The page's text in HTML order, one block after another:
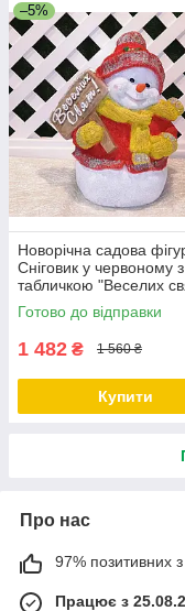
–5%
Новорічна садова
Сніговик у червоному з
табличкою "Веселих
(40×29×23 см),
декор на вулицю,
Готово до відправки
1 482 ₴ 1 560 ₴
Купити
Про нас
97% позитивних з
Працює з